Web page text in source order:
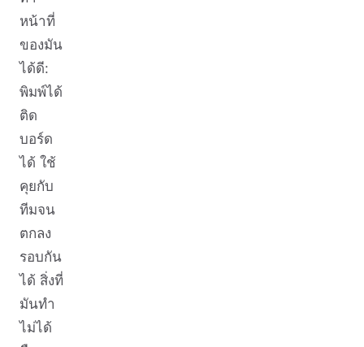
หน้าที่
ของมัน
ได้ดี:
พิมพ์ได้
ติด
บอร์ด
ได้ ใช้
คุยกับ
ทีมจน
ตกลง
รอบกัน
ได้ สิ่งที่
มันทำ
ไม่ได้